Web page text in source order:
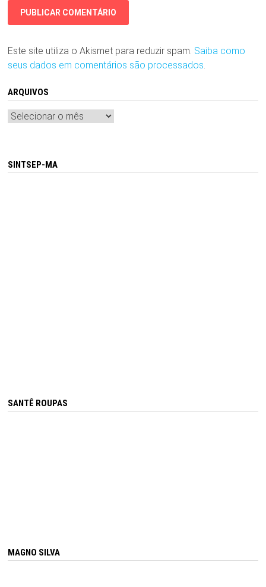
Este site utiliza o Akismet para reduzir spam. Saiba como
seus dados em comentários são processados
ARQUIVOS
Arquivos
SINTSEP-MA
SANTÊ ROUPAS
MAGNO SILVA